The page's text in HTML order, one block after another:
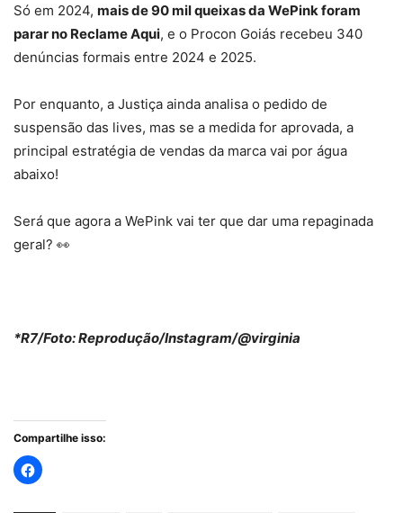
Só em 2024, mais de 90 mil queixas da WePink foram
parar no Reclame Aqui, e o Procon Goiás recebeu 340
denúncias formais entre 2024 e 2025.
Por enquanto, a Justiça ainda analisa o pedido de
suspensão das lives, mas se a medida for aprovada, a
principal estratégia de vendas da marca vai por água
abaixo!
Será que agora a WePink vai ter que dar uma repaginada
geral? 👀
*R7/Foto: Reprodução/Instagram/@virginia
Compartilhe isso: